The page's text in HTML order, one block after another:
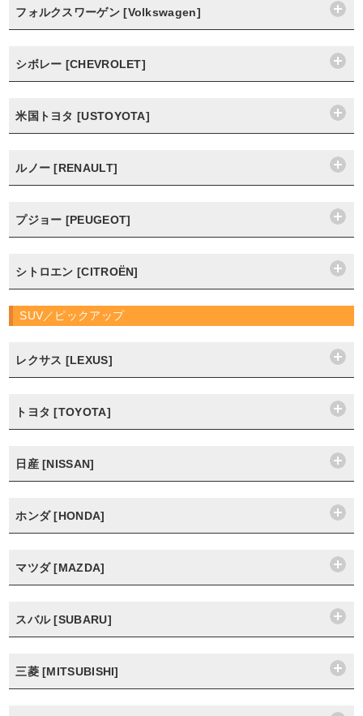
フォルクスワーゲン [Volkswagen]
シボレー [CHEVROLET]
米国トヨタ [USTOYOTA]
ルノー [RENAULT]
プジョー [PEUGEOT]
シトロエン [CITROËN]
SUV／ピックアップ
レクサス [LEXUS]
トヨタ [TOYOTA]
日産 [NISSAN]
ホンダ [HONDA]
マツダ [MAZDA]
スバル [SUBARU]
三菱 [MITSUBISHI]